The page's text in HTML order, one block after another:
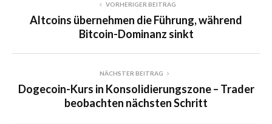
VORHERIGER BEITRAG
Altcoins übernehmen die Führung, während
Bitcoin-Dominanz sinkt
NÄCHSTER BEITRAG
Dogecoin-Kurs in Konsolidierungszone – Trader
beobachten nächsten Schritt